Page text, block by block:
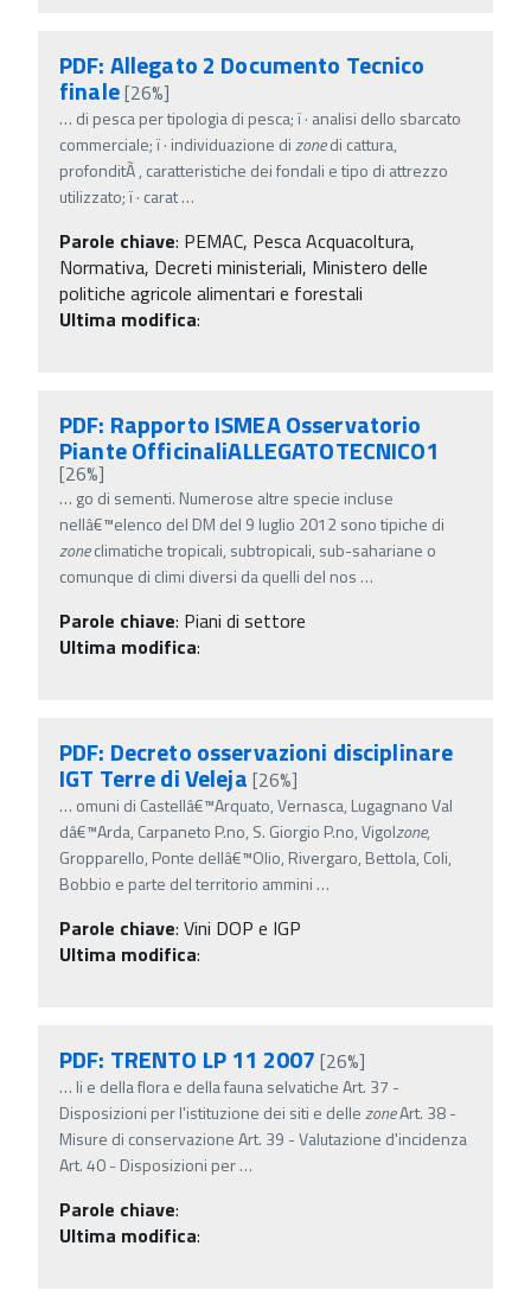
PDF: Allegato 2 Documento Tecnico
finale[26%]
… di pesca per tipologia di pesca; ï‚· analisi dello sbarcato
commerciale; ï‚· individuazione dizonedi cattura,
profonditÃ , caratteristiche dei fondali e tipo di attrezzo
utilizzato; ï‚· carat…
Parole chiave: PEMAC, Pesca Acquacoltura,
Normativa, Decreti ministeriali, Ministero delle
politiche agricole alimentari e forestali
Ultima modifica:
PDF: Rapporto ISMEA Osservatorio
Piante OfficinaliALLEGATOTECNICO1
[26%]
… go di sementi. Numerose altre specie incluse
nellâ€™elenco del DM del 9 luglio 2012 sono tipiche di
zoneclimatiche tropicali, subtropicali, sub-sahariane o
comunque di climi diversi da quelli del nos …
Parole chiave: Piani di settore
Ultima modifica:
PDF: Decreto osservazioni disciplinare
IGT Terre di Veleja [26%]
… omuni di Castellâ€™Arquato, Vernasca, Lugagnano Val
dâ€™Arda, Carpaneto P.no, S. Giorgio P.no, Vigolzone,
Gropparello, Ponte dellâ€™Olio, Rivergaro, Bettola, Coli,
Bobbio e parte del territorio ammini …
Parole chiave: Vini DOP e IGP
Ultima modifica:
PDF: TRENTO LP 11 2007 [26%]
… li e della flora e della fauna selvatiche Art. 37 -
Disposizioni per l'istituzione dei siti e dellezoneArt. 38 -
Misure di conservazione Art. 39 - Valutazione d'incidenza
Art. 40 - Disposizioni per…
Parole chiave:
Ultima modifica: